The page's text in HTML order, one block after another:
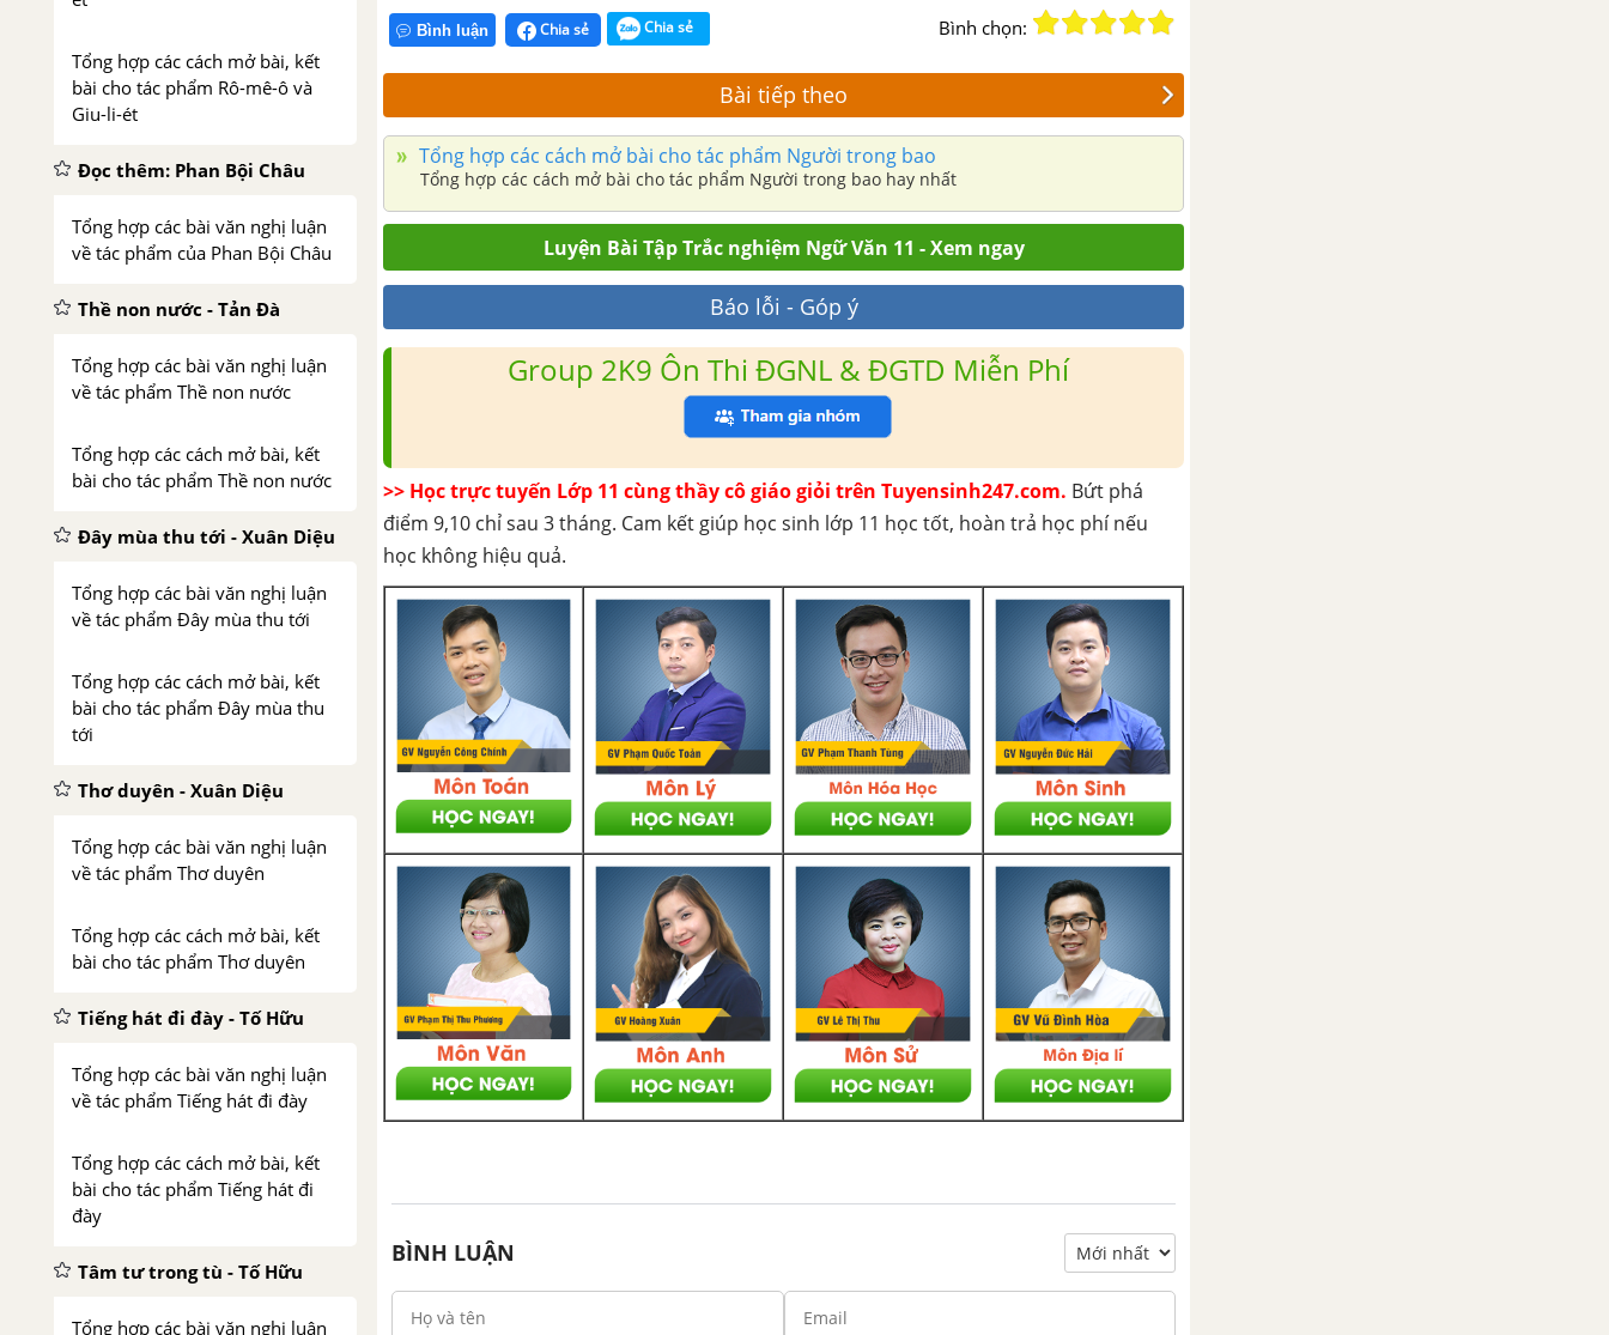
Tổng hợp các cách mở bài, kết
bài cho tác phẩm Rô-mê-ô và
Giu-li-ét
Đọc thêm: Phan Bội Châu
Tổng hợp các bài văn nghị luận
về tác phẩm của Phan Bội Châu
Thề non nước - Tản Đà
Tổng hợp các bài văn nghị luận
về tác phẩm Thề non nước
Tổng hợp các cách mở bài, kết
bài cho tác phẩm Thề non nước
Đây mùa thu tới - Xuân Diệu
Tổng hợp các bài văn nghị luận
về tác phẩm Đây mùa thu tới
Tổng hợp các cách mở bài, kết
bài cho tác phẩm Đây mùa thu
tới
Thơ duyên - Xuân Diệu
Tổng hợp các bài văn nghị luận
về tác phẩm Thơ duyên
Tổng hợp các cách mở bài, kết
bài cho tác phẩm Thơ duyên
Tiếng hát đi đày - Tố Hữu
Tổng hợp các bài văn nghị luận
về tác phẩm Tiếng hát đi đày
Tổng hợp các cách mở bài, kết
bài cho tác phẩm Tiếng hát đi
đày
Tâm tư trong tù - Tố Hữu
Tổng hợp các bài văn nghị luận
Bình luận Chia sẻ Chia sẻ Bình chọn:
Bài tiếp theo
Tổng hợp các cách mở bài cho tác phẩm Người trong bao
Tổng hợp các cách mở bài cho tác phẩm Người trong bao hay nhất
Luyện Bài Tập Trắc nghiệm Ngữ Văn 11 - Xem ngay
Báo lỗi - Góp ý
Group 2K9 Ôn Thi ĐGNL & ĐGTD Miễn Phí
>> Học trực tuyến Lớp 11 cùng thầy cô giáo giỏi trên Tuyensinh247.com. Bứt phá
điểm 9,10 chỉ sau 3 tháng. Cam kết giúp học sinh lớp 11 học tốt, hoàn trả học phí nếu
học không hiệu quả.
BÌNH LUẬN